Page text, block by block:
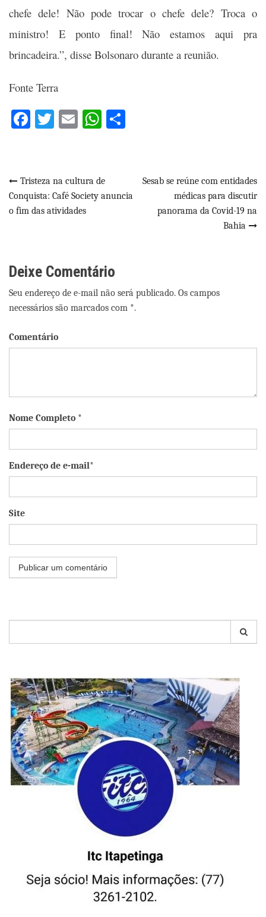
chefe dele! Não pode trocar o chefe dele? Troca o
ministro! E ponto final! Não estamos aqui pra
brincadeira.”, disse Bolsonaro durante a reunião.
Fonte Terra
Facebook
Twitter
EmailWhatsApp
Navegação
de
Tristeza na cultura de
Conquista: Café Society anuncia
o fim das atividades
Sesab se reúne com entidades
médicas para discutir
panorama da Covid-19 na
Bahia
Deixe Comentário
Seu endereço de e-mail não será publicado. Os campos
necessários são marcados com *.
Comentário
Nome Completo *
Endereço de e-mail*
Site
por: